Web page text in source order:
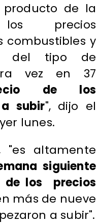
producto de la
precios
combustibles y
del tipo de
vez en 37
de los
subir", dijo el
lunes.
"es altamente
siguiente
de los precios
más de nueve
a subir".